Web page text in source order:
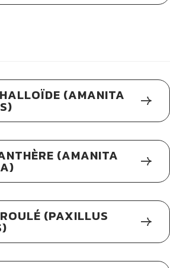
(AMANITA
(AMANITA
(PAXILLUS